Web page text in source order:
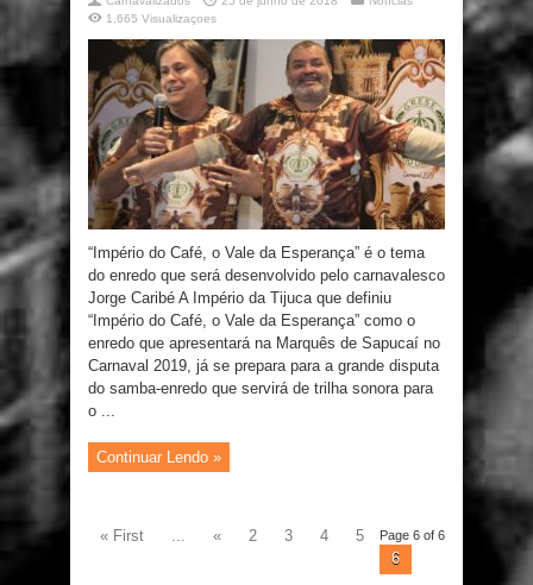
1,665 Visualizaçoes
“Império do Café, o Vale da Esperança” é o tema
do enredo que será desenvolvido pelo carnavalesco
Jorge Caribé A Império da Tijuca que definiu
“Império do Café, o Vale da Esperança” como o
enredo que apresentará na Marquês de Sapucaí no
Carnaval 2019, já se prepara para a grande disputa
do samba-enredo que servirá de trilha sonora para
o ...
Continuar Lendo »
Page 6 of 6
« First ... « 2 3 4
5
6